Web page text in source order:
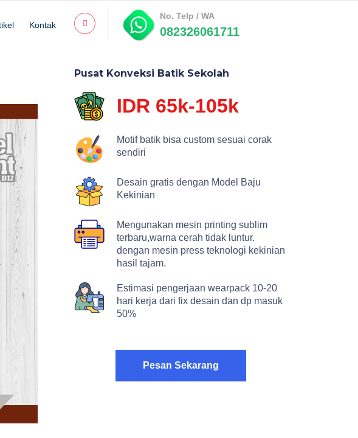
Kontak
No. Telp / WA
082326061711
Pusat Konveksi Batik Sekolah
IDR 65k-105k
Motif batik bisa custom sesuai corak
sendiri
Desain gratis dengan Model Baju
Kekinian
Mengunakan mesin printing sublim
terbaru,warna cerah tidak luntur.
dengan mesin press teknologi kekinian
hasil tajam.
Estimasi pengerjaan wearpack 10-20
hari kerja dari fix desain dan dp masuk
50%
Pesan Sekarang